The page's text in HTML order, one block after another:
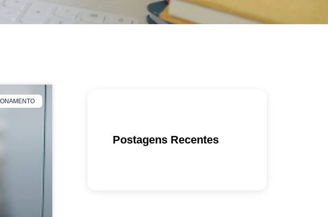
Postagens Recentes